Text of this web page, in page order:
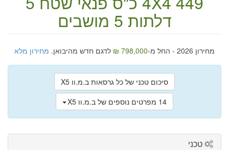
דלתות
מחירון 2026 - החל מ- 798,000 ₪ לדגם חדש מהיבואן. מחירון מלא
סיכום טכני של כל גרסאות ב.מ.וו X5
14 מפרטים נוספים של ב.מ.וו X5
טכני